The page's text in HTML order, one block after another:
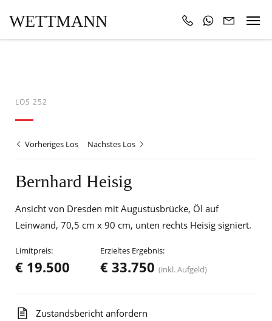
WETTMANN
LOS 252
Vorheriges Los Nächstes Los
Bernhard Heisig
Ansicht von Dresden mit Augustusbrücke, Öl auf
Leinwand, 70,5 cm x 90 cm, unten rechts Heisig signiert.
Limitpreis:
€ 19.500
Erzieltes Ergebnis:
€ 33.750 (inkl. Aufgeld)
Zustandsbericht anfordern